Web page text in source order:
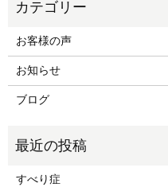
お客様の声
お知らせ
ブログ
すべり症